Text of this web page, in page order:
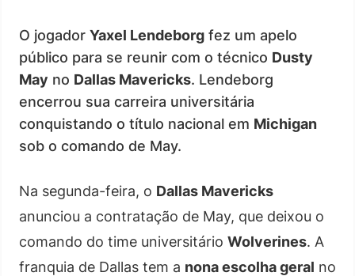
O jogador Yaxel Lendeborg fez um apelo
público para se reunir com o técnico Dusty
May no Dallas Mavericks. Lendeborg
encerrou sua carreira universitária
conquistando o título nacional em Michigan
sob o comando de May.
Na segunda-feira, o Dallas Mavericks
anunciou a contratação de May, que deixou o
comando do time universitário Wolverines. A
franquia de Dallas tem a nona escolha geral no